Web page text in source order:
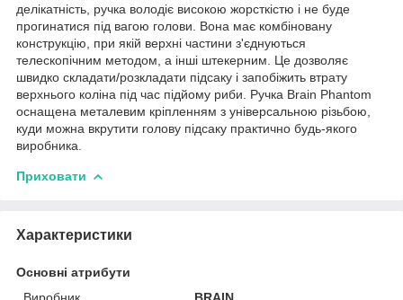
делікатність, ручка володіє високою жорсткістю і не буде
прогинатися під вагою голови. Вона має комбіновану
конструкцію, при якій верхні частини з'єднуються
телескопічним методом, а інші штекерним. Це дозволяє
швидко складати/розкладати підсаку і запобіжить втрату
верхнього коліна під час підйому риби. Ручка Brain Phantom
оснащена металевим кріпленням з універсальною різьбою,
куди можна вкрутити голову підсаку практично будь-якого
виробника.
Приховати
Характеристики
Основні атрибути
Виробник
BRAIN